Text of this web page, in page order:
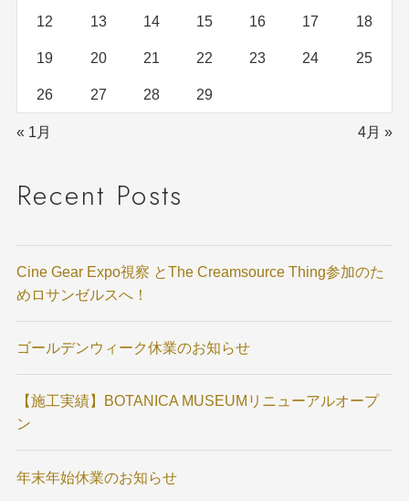
12 13 14 15 16 17 18
19 20 21 22 23 24 25
26 27 28 29
« 1月 4月 »
Recent Posts
Cine Gear Expo視察 とThe Creamsource Thing参加のた
めロサンゼルスへ！
ゴールデンウィーク休業のお知らせ
【施工実績】BOTANICA MUSEUMリニューアルオープ
ン
年末年始休業のお知らせ